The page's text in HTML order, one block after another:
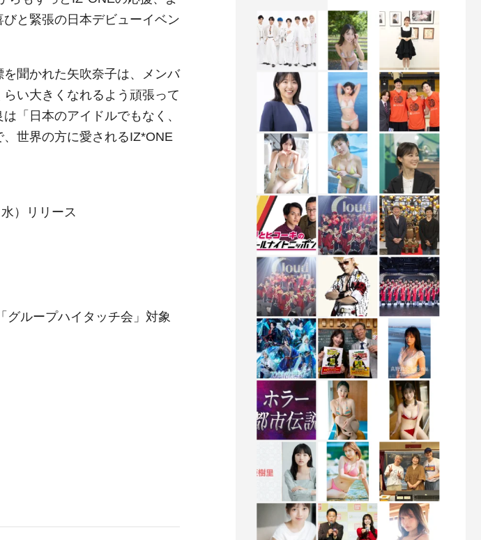
と緊張の日本デビューイベン
聞かれた矢吹奈子は、メンバ
い大きくなれるよう頑張って
「日本のアイドルでもなく、
世界の方に愛されるIZ*ONE
）リリース
ループハイタッチ会」対象